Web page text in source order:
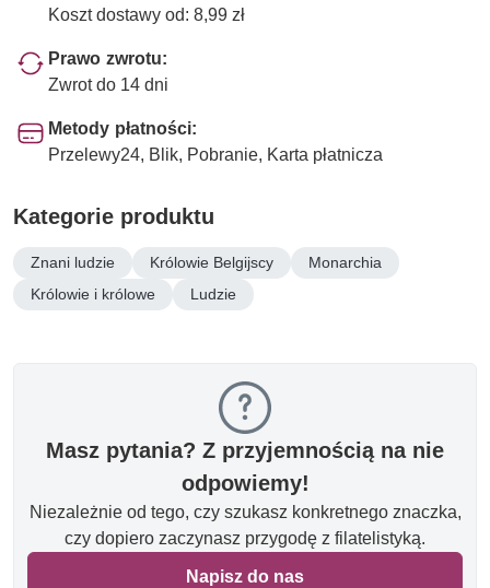
Koszt dostawy od: 8,99 zł
Prawo zwrotu:
Zwrot do 14 dni
Metody płatności:
Przelewy24, Blik, Pobranie, Karta płatnicza
Kategorie produktu
Znani ludzie Królowie Belgijscy
Monarchia
Królowie i królowe
Ludzie
Masz pytania? Z przyjemnością na nie
odpowiemy!
Niezależnie od tego, czy szukasz konkretnego znaczka,
czy dopiero zaczynasz przygodę z filatelistyką.
Napisz do nas